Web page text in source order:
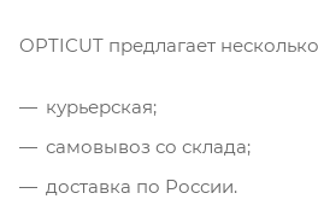
OPTICUT предлагает
курьерская;
самовывоз со склада;
доставка по России.